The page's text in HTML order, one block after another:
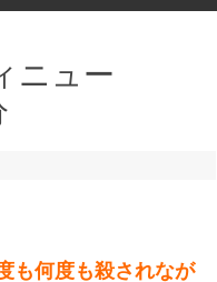
ニュー
も何度も殺されなが